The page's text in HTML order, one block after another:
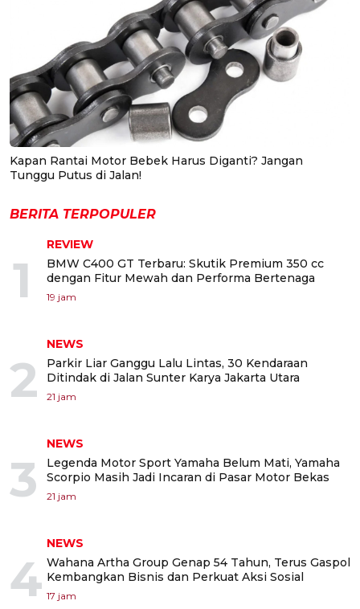
Kapan Rantai Motor Bebek Harus Diganti? Jangan
Tunggu Putus di Jalan!
BERITA TERPOPULER
1
REVIEW
BMW C400 GT Terbaru: Skutik Premium 350 cc
dengan Fitur Mewah dan Performa Bertenaga
19 jam
2
NEWS
Parkir Liar Ganggu Lalu Lintas, 30 Kendaraan
Ditindak di Jalan Sunter Karya Jakarta Utara
21 jam
3
NEWS
Legenda Motor Sport Yamaha Belum Mati, Yamaha
Scorpio Masih Jadi Incaran di Pasar Motor Bekas
21 jam
4
NEWS
Wahana Artha Group Genap 54 Tahun, Terus Gaspol
Kembangkan Bisnis dan Perkuat Aksi Sosial
17 jam